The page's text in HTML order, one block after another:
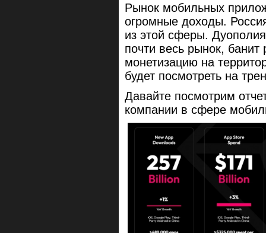
Рынок мобильных
огромные доходы.
из этой сферы.
почти весь рынок,
монетизацию на
будет посмотреть на
Давайте посмотрим
компании в сфере